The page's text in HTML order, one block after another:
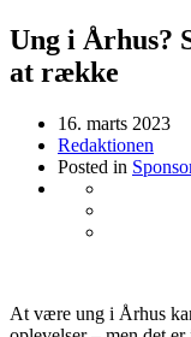
Ung i Århus?
at række
16. marts 2023
Redaktionen
Posted in
At være ung i Århus